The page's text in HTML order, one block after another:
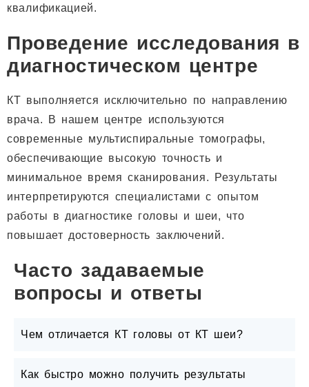
квалификацией.
Проведение исследования в
диагностическом центре
КТ выполняется исключительно по направлению
врача. В нашем центре используются
современные мультиспиральные томографы,
обеспечивающие высокую точность и
минимальное время сканирования. Результаты
интерпретируются специалистами с опытом
работы в диагностике головы и шеи, что
повышает достоверность заключений.
Часто задаваемые
вопросы и ответы
Чем отличается КТ головы от КТ шеи?
Как быстро можно получить результаты